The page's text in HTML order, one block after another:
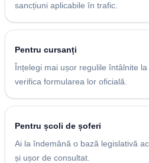
sancțiuni aplicabile în trafic.
Pentru cursanți
Înțelegi mai ușor regulile întâlnite
verifica formularea lor oficială.
Pentru școli de șoferi
Ai la îndemână o bază legislativă
și ușor de consultat.